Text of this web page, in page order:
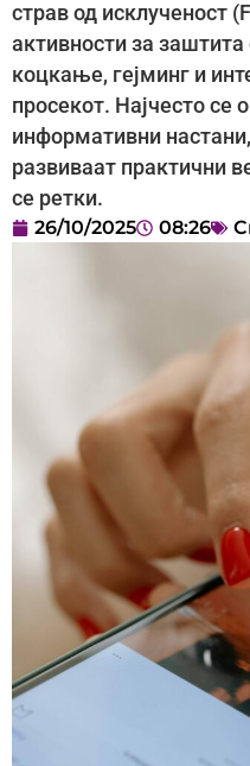
страв од исклученост
активности за
коцкање, гејминг и
просекот. Најчесто се
информативни
развиваат практични
се ретки.
26/10/2025 08:26